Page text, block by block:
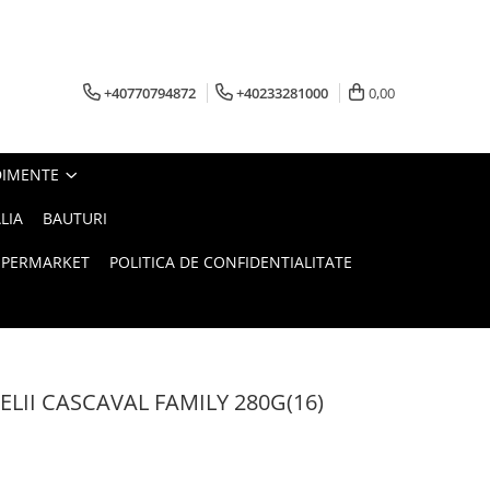
+40770794872 +40233281000 0,00
BAUTURI
POLITICA DE CONFIDENTIALITATE
CASCAVAL FAMILY 280G(16)